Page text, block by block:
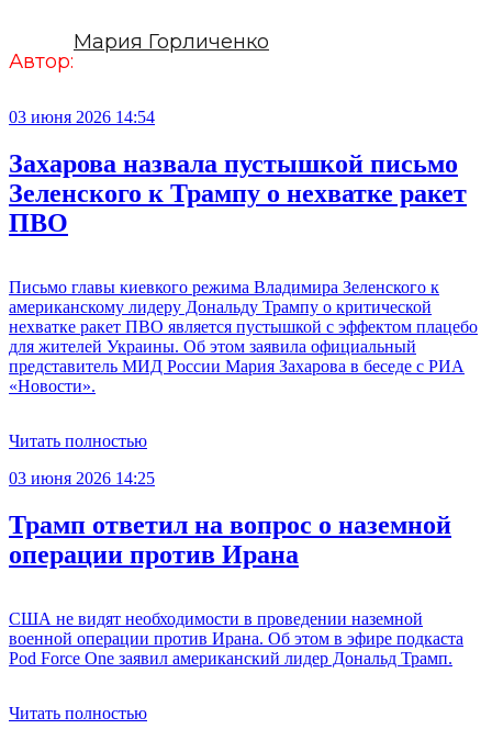
Автор:
Мария Горличенко
03 июня 2026 14:54
Захарова назвала пустышкой письмо
Зеленского к Трампу о нехватке ракет
ПВО
Письмо главы киевкого режима Владимира Зеленского к
американскому лидеру Дональду Трампу о критической
нехватке ракет ПВО является пустышкой с эффектом плацебо
для жителей Украины. Об этом заявила официальный
представитель МИД России Мария Захарова в беседе с РИА
«Новости».
Читать полностью
03 июня 2026 14:25
Трамп ответил на вопрос о наземной
операции против Ирана
США не видят необходимости в проведении наземной
военной операции против Ирана. Об этом в эфире подкаста
Pod Force One заявил американский лидер Дональд Трамп.
Читать полностью